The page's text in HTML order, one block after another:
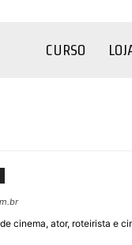
CURSO
cinema, ator, roteirista e